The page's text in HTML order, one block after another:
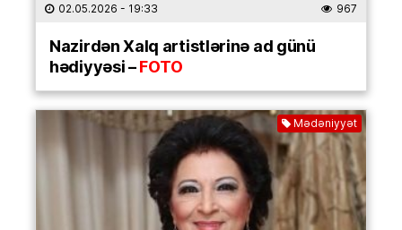
02.05.2026 - 19:33 967
Nazirdən Xalq artistlərinə ad günü
hədiyyəsi –FOTO
Mədəniyyət